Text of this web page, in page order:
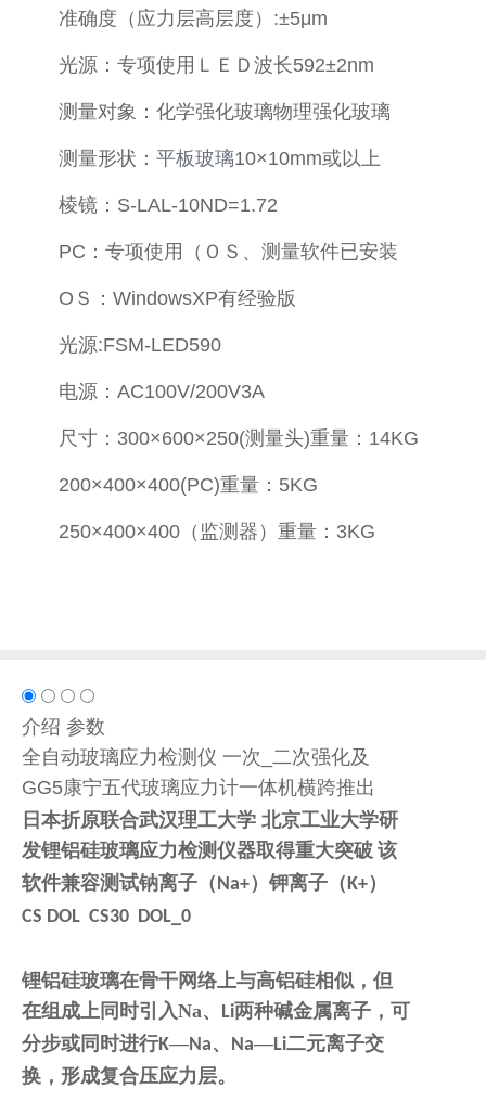
准确度（应力层高层度）:±5μm
光源：专项使用ＬＥＤ波长592±2nm
测量对象：化学强化玻璃物理强化玻璃
测量形状： 平板玻璃10×10mm或以上
棱镜：S-LAL-10ND=1.72
PC：专项使用（ＯＳ、测量软件已安装
OＳ：WindowsXP有经验版
光源:FSM-LED590
电源：AC100V/200V3A
尺寸：300×600×250(测量头)重量：14KG
200×400×400(PC)重量：5KG
250×400×400（监测器）重量：3KG
介绍 参数
全自动玻璃应力检测仪 一次_二次强化及
GG5康宁五代玻璃应力计一体机横跨推出
日本折原联合武汉理工大学 北京工业大学研
发锂铝硅玻璃应力检测仪器取得重大突破 该
软件兼容测试钠离子（ Na+）钾离子（ K+）
CS DOL CS30 DOL_0
锂铝硅玻璃在骨干网络上与高铝硅相似，但
在组成上同时引入Na、 Li两种碱金属离子，可
分步或同时进行K—Na、 Na—Li二元离子交
换，形成复合压应力层。